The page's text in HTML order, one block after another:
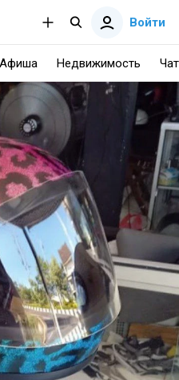
Войти
Афиша Недвижимость Чат